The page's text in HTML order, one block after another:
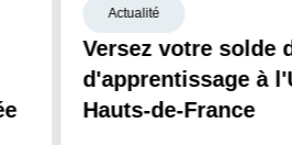
Actualité
Versez votre solde
d'apprentissage à
Hauts-de-France